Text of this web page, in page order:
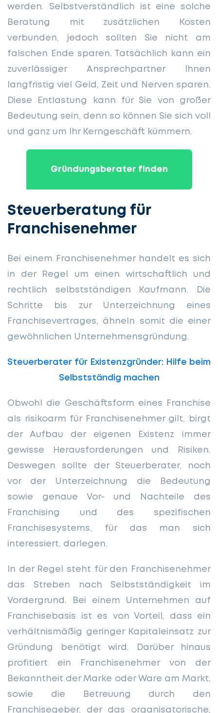
werden. Selbstverständlich ist eine solche
Beratung mit zusätzlichen Kosten
verbunden, jedoch sollten Sie nicht am
falschen Ende sparen. Tatsächlich kann ein
zuverlässiger Ansprechpartner Ihnen
langfristig viel Geld, Zeit und Nerven sparen.
Diese Entlastung kann für Sie von großer
Bedeutung sein, denn so können Sie sich voll
und ganz um Ihr Kerngeschäft kümmern.
Gründungsberater finden
Steuerberatung für
Franchisenehmer
Bei einem Franchisenehmer handelt es sich
in der Regel um einen wirtschaftlich und
rechtlich selbstständigen Kaufmann. Die
Schritte bis zur Unterzeichnung eines
Franchisevertrages, ähneln somit die einer
gewöhnlichen Unternehmensgründung.
Steuerberater für Existenzgründer: Hilfe beim
Selbstständig machen
Obwohl die Geschäftsform eines Franchise
als risikoarm für Franchisenehmer gilt, birgt
der Aufbau der eigenen Existenz immer
gewisse Herausforderungen und Risiken.
Deswegen sollte der Steuerberater, noch
vor der Unterzeichnung die Bedeutung
sowie genaue Vor- und Nachteile des
Franchising und des spezifischen
Franchisesystems, für das man sich
interessiert, darlegen.
In der Regel steht für den Franchisenehmer
das Streben nach Selbstständigkeit im
Vordergrund. Bei einem Unternehmen auf
Franchisebasis ist es von Vorteil, dass ein
verhältnismäßig geringer Kapitaleinsatz zur
Gründung benötigt wird. Darüber hinaus
profitiert ein Franchisenehmer von der
Bekanntheit der Marke oder Ware am Markt,
sowie die Betreuung durch den
Franchisegeber, der das organisatorische,